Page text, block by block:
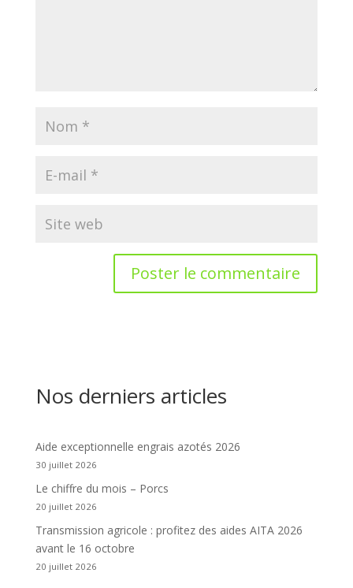
Nos derniers articles
Aide exceptionnelle engrais azotés 2026
30 juillet 2026
Le chiffre du mois – Porcs
20 juillet 2026
Transmission agricole : profitez des aides AITA 2026
avant le 16 octobre
20 juillet 2026